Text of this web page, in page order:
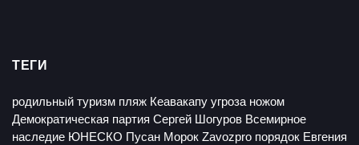
ТЕГИ
родильный туризм пляж Кеавакапу угроза ножом
Демократическая партия Сергей Шогуров Всемирное
наследие ЮНЕСКО Пусан Морок Zavozpro порядок Евгения